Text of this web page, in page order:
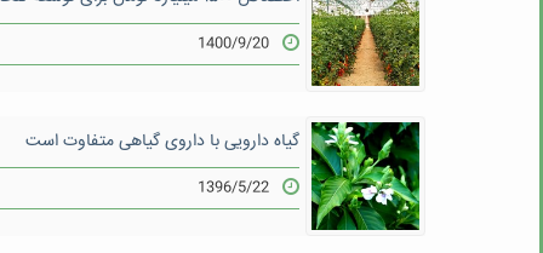
1400/9/20
گیاه دارویی با داروی گیاهی متفاوت است
1396/5/22